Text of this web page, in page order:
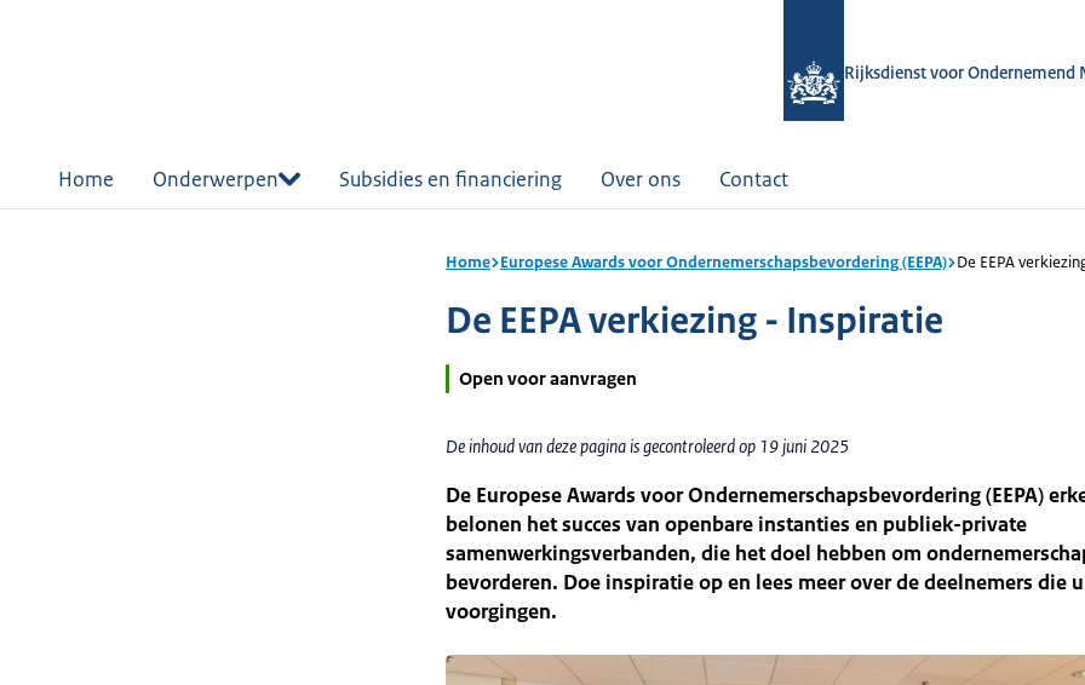
Rijksdienst voor Ondernemend
Home Onderwerpen Subsidies en financiering Over ons Contact
Home Europese Awards voor Ondernemerschapsbevordering (EEPA) De EEPA
De EEPA verkiezing - Inspiratie
Open voor aanvragen
De inhoud van deze pagina is gecontroleerd op 19 juni 2025
De Europese Awards voor Ondernemerschapsbevordering (EEPA)
belonen het succes van openbare instanties en publiek-private
samenwerkingsverbanden, die het doel hebben om
bevorderen. Doe inspiratie op en lees meer over de deelnemers die u
voorgingen.